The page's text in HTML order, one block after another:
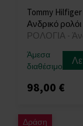
Tommy Hilfiger
Ανδρικό ρολόι
ΡΟΛΟΓΙΑ -
Άμεσα
διαθέσιμο
98,00 €
Δράση